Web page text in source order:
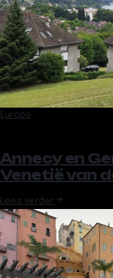
Europa
Annecy en
Venetië van
Lees verder